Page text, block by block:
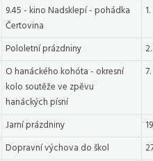
9.45 - kino Nadsklepí - pohádka
Čertovina
Pololetní prázdniny
O hanáckého kohóta - okresní
kolo soutěže ve zpěvu
hanáckých písní
Jarní prázdniny
Dopravní výchova do škol